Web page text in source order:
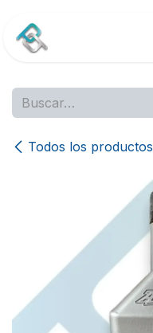
Todos los productos